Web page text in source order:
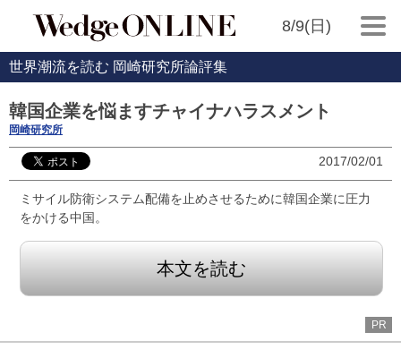
8/9(日)
世界潮流を読む 岡崎研究所論評集
韓国企業を悩ますチャイナハラスメント
岡崎研究所
2017/02/01
ミサイル防衛システム配備を止めさせるために韓国企業に圧力
をかける中国。
本文を読む
PR